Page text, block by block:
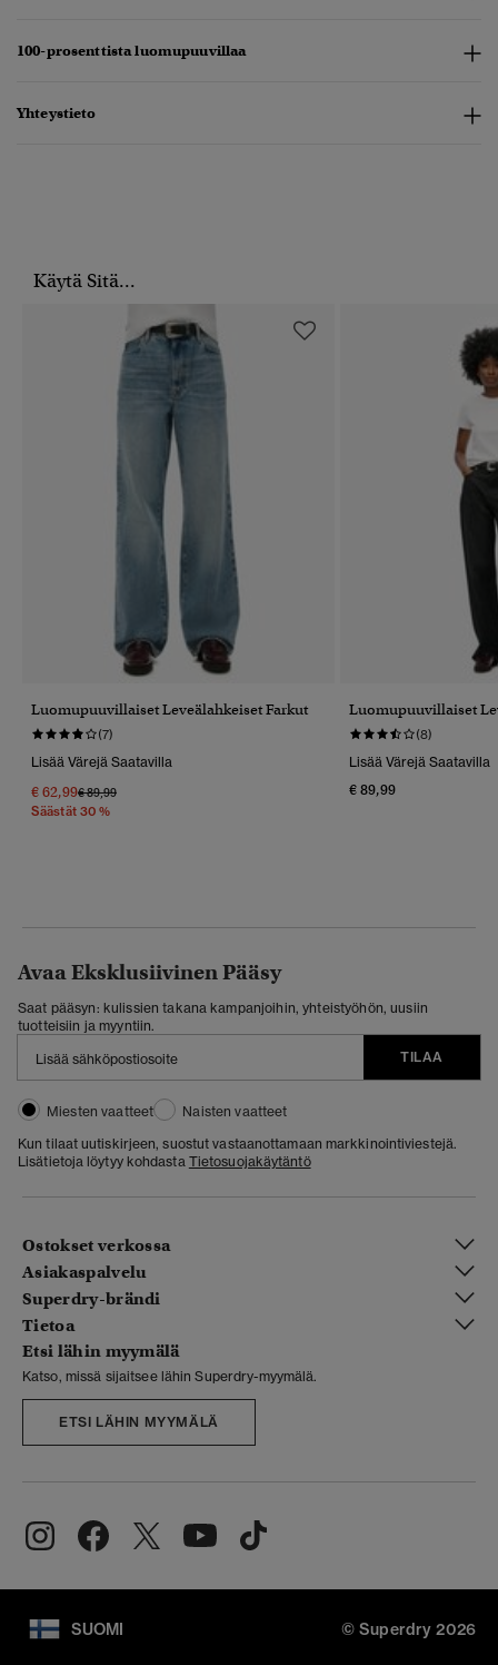
100-prosenttista luomupuuvillaa
Yhteystieto
Käytä Sitä...
Luomupuuvillaiset Leveälahkeiset Farkut
(7)
Lisää Värejä Saatavilla
€ 62,99Hinta Alennettu Hinnasta
€ 89,99Hintaan
Säästät 30 %
Luomupuuvillaiset
(8)
Lisää Värejä Saatavilla
€ 89,99
Avaa Eksklusiivinen Pääsy
Saat pääsyn: kulissien takana kampanjoihin, yhteistyöhön, uusiin
tuotteisiin ja myyntiin.
TILAA
Miesten vaatteet
Naisten vaatteet
Kun tilaat uutiskirjeen, suostut vastaanottamaan markkinointiviestejä.
Lisätietoja löytyy kohdasta Tietosuojakäytäntö
Ostokset verkossa
Asiakaspalvelu
Superdry-brändi
Tietoa
Etsi lähin myymälä
Katso, missä sijaitsee lähin Superdry-myymälä.
ETSI LÄHIN MYYMÄLÄ
SUOMI © Superdry 2026